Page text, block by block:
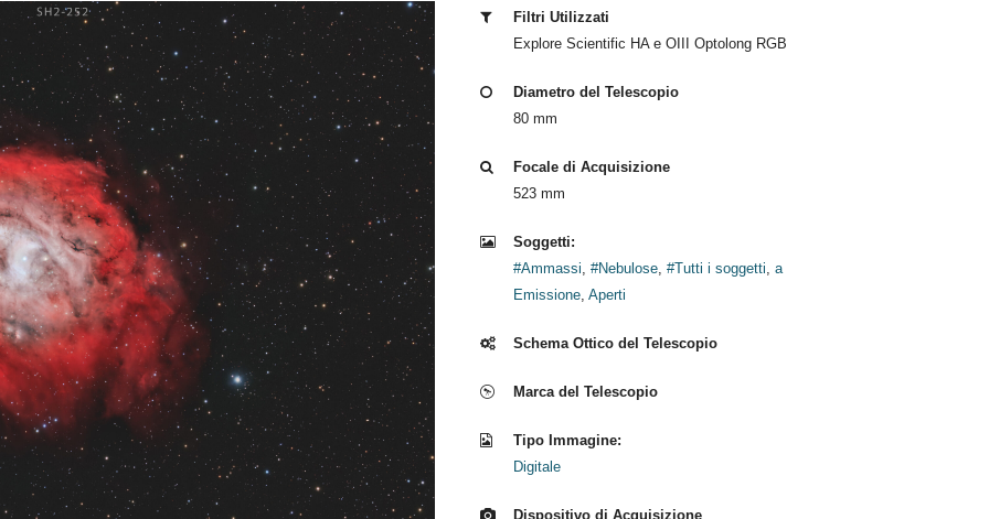
Filtri Utilizzati
Explore Scientific HA e OIII Optolong RGB
Diametro del Telescopio
80 mm
Focale di Acquisizione
523 mm
Soggetti:
#Ammassi, #Nebulose, #Tutti i soggetti, a
Emissione, Aperti
Schema Ottico del Telescopio
Marca del Telescopio
Tipo Immagine:
Digitale
Dispositivo di Acquisizione